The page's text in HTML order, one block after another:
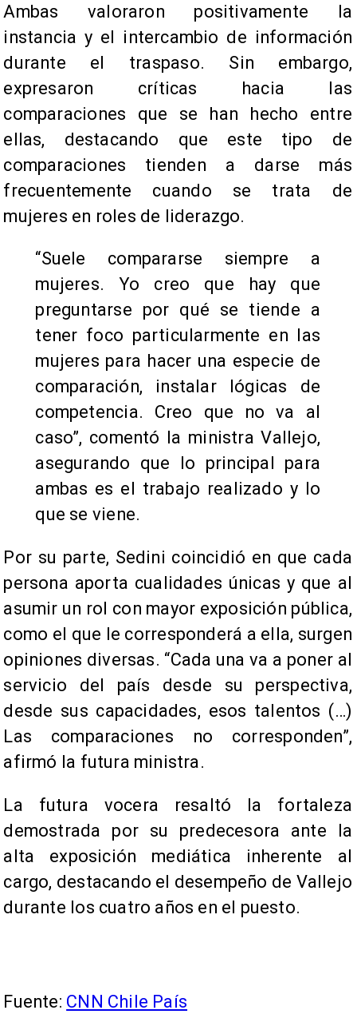
Ambas valoraron positivamente la
instancia y el intercambio de información
durante el traspaso. Sin embargo,
expresaron críticas hacia las
comparaciones que se han hecho entre
ellas, destacando que este tipo de
comparaciones tienden a darse más
frecuentemente cuando se trata de
mujeres en roles de liderazgo.
“Suele compararse siempre a
mujeres. Yo creo que hay que
preguntarse por qué se tiende a
tener foco particularmente en las
mujeres para hacer una especie de
comparación, instalar lógicas de
competencia. Creo que no va al
caso”, comentó la ministra Vallejo,
asegurando que lo principal para
ambas es el trabajo realizado y lo
que se viene.
Por su parte, Sedini coincidió en que cada
persona aporta cualidades únicas y que al
asumir un rol con mayor exposición pública,
como el que le corresponderá a ella, surgen
opiniones diversas. “Cada una va a poner al
servicio del país desde su perspectiva,
desde sus capacidades, esos talentos (…)
Las comparaciones no corresponden”,
afirmó la futura ministra.
La futura vocera resaltó la fortaleza
demostrada por su predecesora ante la
alta exposición mediática inherente al
cargo, destacando el desempeño de Vallejo
durante los cuatro años en el puesto.
Fuente: CNN Chile País